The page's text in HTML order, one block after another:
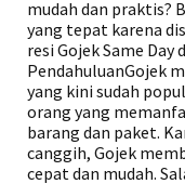
mudah dan praktis?
yang tepat karena
resi Gojek Same Day
PendahuluanGojek
yang kini sudah
orang yang
barang dan paket.
canggih, Gojek
cepat dan mudah.